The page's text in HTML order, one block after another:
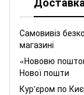
Самовивіз
магазині
«Нововю
Нової пошти
Кур'єром по